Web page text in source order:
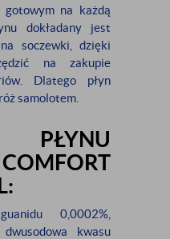
na każdą
dokładany jest
soczewki, dzięki
na zakupie
Dlatego płyn
samolotem.
0,0002%,
kwasu